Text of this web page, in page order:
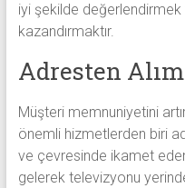
iyi şekilde
kazandırmaktır.
Adresten
Müşteri memnuniyetini
önemli hizmetlerden biri
ve çevresinde ikamet
gelerek televizyonu